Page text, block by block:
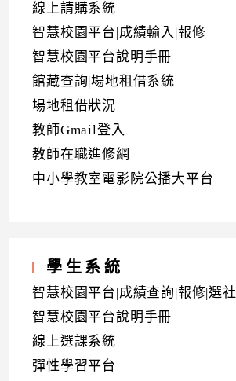
線上請購系統
智慧校園平台|成績輸入|報修
智慧校園平台說明手冊
館藏查詢|場地租借系統
場地租借狀況
教師Gmail登入
教師在職進修網
中小學教室電影院公播大平台
學生系統
智慧校園平台|成績查詢|報修|選社
智慧校園平台說明手冊
線上選課系統
彈性學習平台